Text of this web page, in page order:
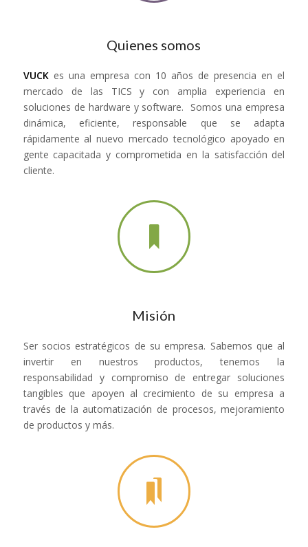
Quienes somos
VUCKes una empresa con 10 años de presencia en el
mercado de las TICS y con amplia experiencia en
soluciones de hardware y software. Somos una empresa
dinámica, eficiente, responsable que se adapta
rápidamente al nuevo mercado tecnológico apoyado en
gente capacitada y comprometida en la satisfacción del
cliente.
Misión
Ser socios estratégicos de su empresa. Sabemos que al
invertir en nuestros productos, tenemos la
responsabilidad y compromiso de entregar soluciones
tangibles que apoyen al crecimiento de su empresa a
través de la automatización de procesos, mejoramiento
de productos y más.